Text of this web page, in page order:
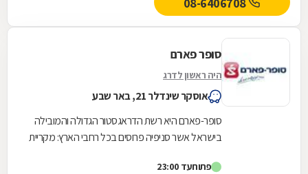
סופר פארם
היה ראשון לדרג
אוסקר שינדלר 21, באר שבע
סופר-פארם היא רשת הדראגסטור הגדולה והמובילה
בישראל אשר סניפיה פרוסים בכל רחבי הארץ: מקריית
פתוחעד 23:00